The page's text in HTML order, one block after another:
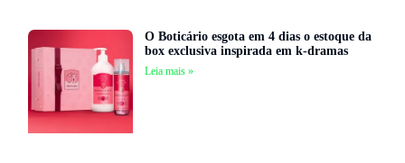
O Boticário esgota em 4 dias o estoque da
box exclusiva inspirada em k-dramas
Leia mais »